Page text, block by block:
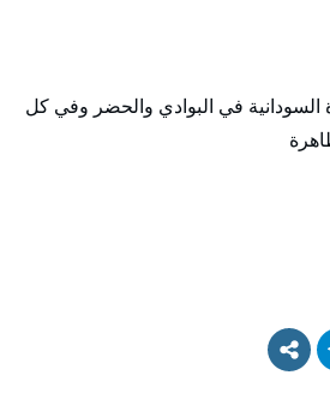
السودانية في البوادي والحضر وفي كل